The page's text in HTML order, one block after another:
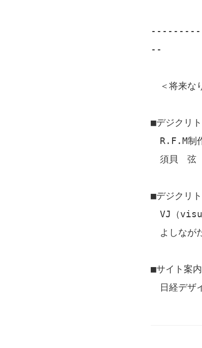
--
＜将来な
■デジクリ
R.F.M制
須貝 弦
■デジクリ
VJ（
よしなが
■サイト案
日経デザ